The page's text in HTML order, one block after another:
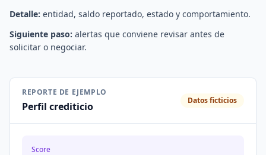
Detalle: entidad, saldo reportado, estado y comportamiento.
Siguiente paso: alertas que conviene revisar antes de
solicitar o negociar.
REPORTE DE EJEMPLO
Perfil crediticio Datos ficticios
Score